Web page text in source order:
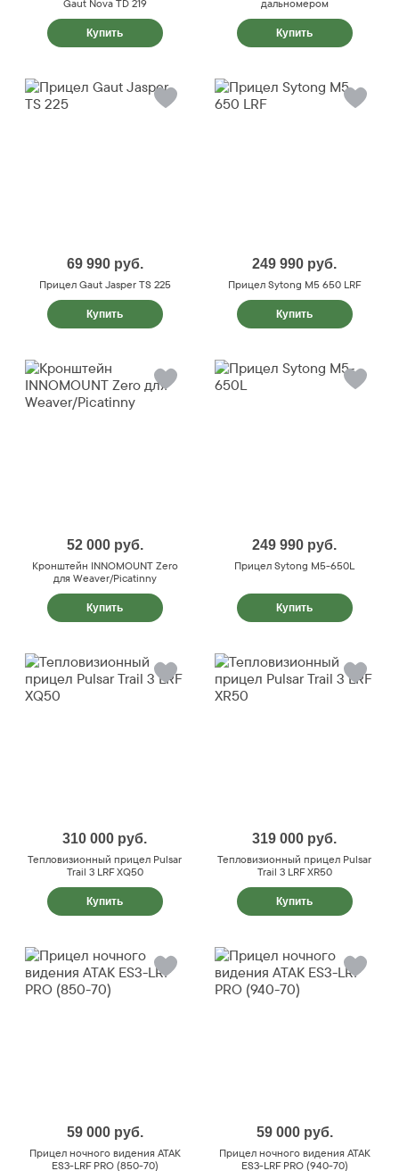
Gaut Nova TD 219
Купить
дальномером
Купить
69 990 руб.
Прицел Gaut Jasper TS 225
Купить
249 990 руб.
Прицел Sytong M5 650 LRF
Купить
52 000 руб.
Кронштейн INNOMOUNT Zero
для Weaver/Picatinny
Купить
249 990 руб.
Прицел Sytong M5-650L
Купить
310 000 руб.
Тепловизионный прицел Pulsar
Trail 3 LRF XQ50
Купить
319 000 руб.
Тепловизионный прицел Pulsar
Trail 3 LRF XR50
Купить
59 000 руб.
Прицел ночного видения ATAK
ES3-LRF PRO (850-70)
59 000 руб.
Прицел ночного видения ATAK
ES3-LRF PRO (940-70)